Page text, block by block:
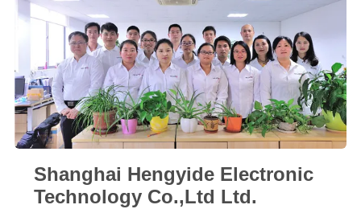
Shanghai Hengyide Electronic
Technology Co.,Ltd Ltd.